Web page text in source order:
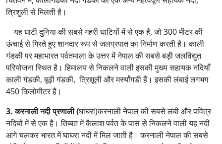
त्रिशुली से मिलती है।
यह घाटी दुनिया की सबसे गहरी घाटियों में से एक है, जो 300 मीटर की
ऊंचाई से गिरते हुए शानदार रूप से जलप्रपात का निर्माण करती है। काली
गंडकी पर महाभारत पर्वतमाला के उत्तर में नेपाल की सबसे बड़ी जलविद्युत
परियोजना स्थित है। हिमालय से निकलने वाली इसकी मुख्य सहायक नदियाँ
काली गंडकी, बूढ़ी गंडकी, त्रिशूली और मर्स्यांगडी हैं। इसकी लंबाई लगभग
450 किलोमीटर है।
3. करनाली नदी प्रणाली (घाघरा)करनाली नेपाल की सबसे लंबी और पवित्र
नदियों में से एक है। तिब्बत में कैलाश पर्वत के पास से निकलने वाली यह नदी
आगे चलकर भारत में घाघरा नदी में मिल जाती है। करनाली नेपाल की सबसे